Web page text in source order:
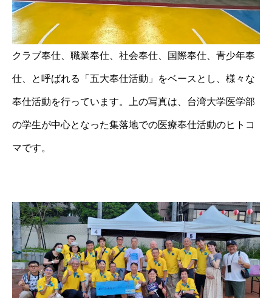
クラブ奉仕、職業奉仕、社会奉仕、国際奉仕、青少年奉
仕、と呼ばれる「五大奉仕活動」をベースとし、様々な
奉仕活動を行っています。上の写真は、台湾大学医学部
の学生が中心となった集落地での医療奉仕活動のヒトコ
マです。